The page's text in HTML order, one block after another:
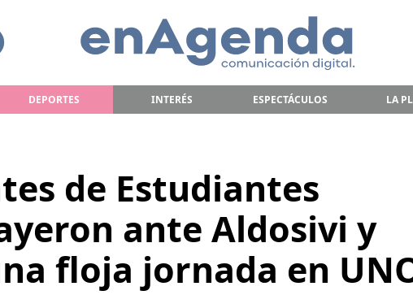
DEPORTES INTERÉS ESPECTÁCULOS LA
de Estudiantes
ante Aldosivi y
floja jornada en